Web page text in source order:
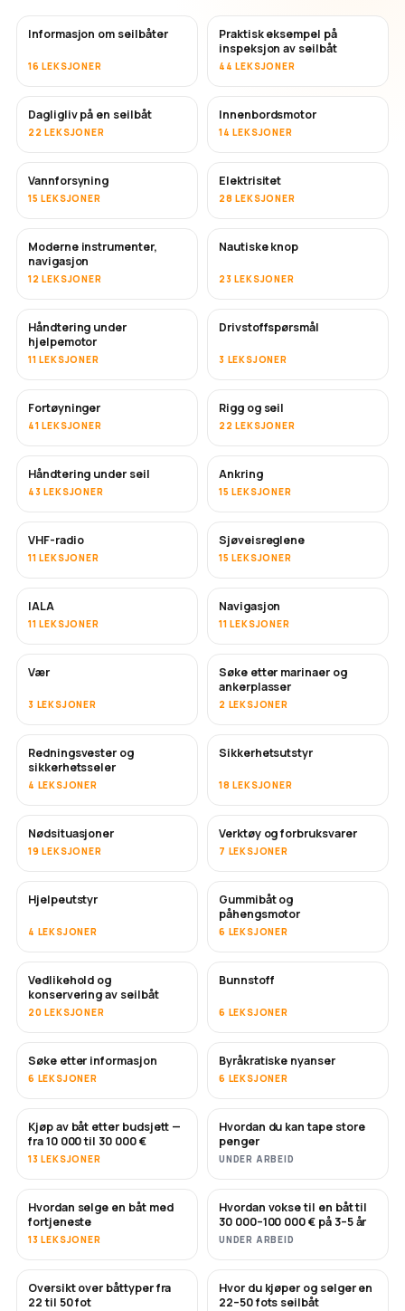
Informasjon om seilbåter
16 LEKSJONER
Praktisk eksempel på
inspeksjon av seilbåt
44 LEKSJONER
Dagligliv på en seilbåt
22 LEKSJONER
Innenbordsmotor
14 LEKSJONER
Vannforsyning
15 LEKSJONER
Elektrisitet
28 LEKSJONER
Moderne instrumenter,
navigasjon
12 LEKSJONER
Nautiske knop
23 LEKSJONER
Håndtering under
hjelpemotor
11 LEKSJONER
Drivstoffspørsmål
3 LEKSJONER
Fortøyninger
41 LEKSJONER
Rigg og seil
22 LEKSJONER
Håndtering under seil
43 LEKSJONER
Ankring
15 LEKSJONER
VHF-radio
11 LEKSJONER
Sjøveisreglene
15 LEKSJONER
IALA
11 LEKSJONER
Navigasjon
11 LEKSJONER
Vær
3 LEKSJONER
Søke etter marinaer og
ankerplasser
2 LEKSJONER
Redningsvester og
sikkerhetsseler
4 LEKSJONER
Sikkerhetsutstyr
18 LEKSJONER
Nødsituasjoner
19 LEKSJONER
Verktøy og forbruksvarer
7 LEKSJONER
Hjelpeutstyr
4 LEKSJONER
Gummibåt og
påhengsmotor
6 LEKSJONER
Vedlikehold og
konservering av seilbåt
20 LEKSJONER
SNART
Bunnstoff
6 LEKSJONER
Søke etter informasjon
6 LEKSJONER
Byråkratiske nyanser
6 LEKSJONER
SNART
Kjøp av båt etter budsjett —
fra 10 000 til 30 000 €
13 LEKSJONER
SNART
Hvordan du kan tape store
penger
UNDER ARBEID
NYTT
Hvordan selge en båt med
fortjeneste
13 LEKSJONER
NYTT
Hvordan vokse til en båt til
30 000–100 000 € på 3–5 år
UNDER ARBEID
SNART
Oversikt over båttyper fra
22 til 50 fot
SNART
Hvor du kjøper og selger en
22–50 fots seilbåt